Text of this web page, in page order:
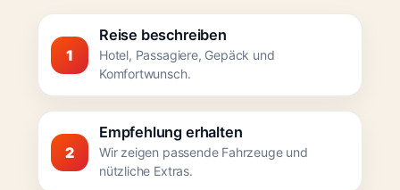
1
Reise beschreiben
Hotel, Passagiere, Gepäck und
Komfortwunsch.
2
Empfehlung erhalten
Wir zeigen passende Fahrzeuge und
nützliche Extras.